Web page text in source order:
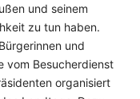
und seinem
zu tun haben.
und
vom Besucherdienst
organisiert